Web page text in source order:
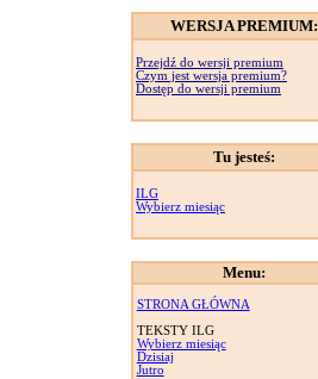
WERSJA PREMIUM:
Przejdź do wersji premium
Czym jest wersja premium?
Dostęp do wersji premium
Tu jesteś:
ILG
Wybierz miesiąc
Menu:
STRONA GŁÓWNA
TEKSTY ILG
Wybierz miesiąc
Dzisiaj
Jutro